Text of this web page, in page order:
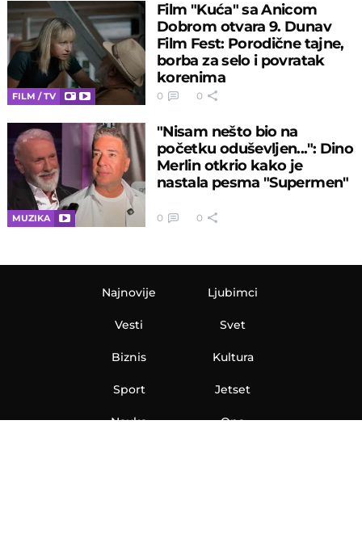
FILM / TV
Film "Kuća" sa Anicom
Dobrom otvara 9. Dunav
Film Fest: Porodične tajne,
borba za selo i povratak
korenima
0 0
MUZIKA
"Nisam nešto bio na
početku oduševljen...": Dino
Merlin otkrio kako je
nastala pesma "Supermen"
0 0
Najnovije
Vesti
Biznis
Sport
Nauka
Ljubimci
Svet
Kultura
Jetset
Ona